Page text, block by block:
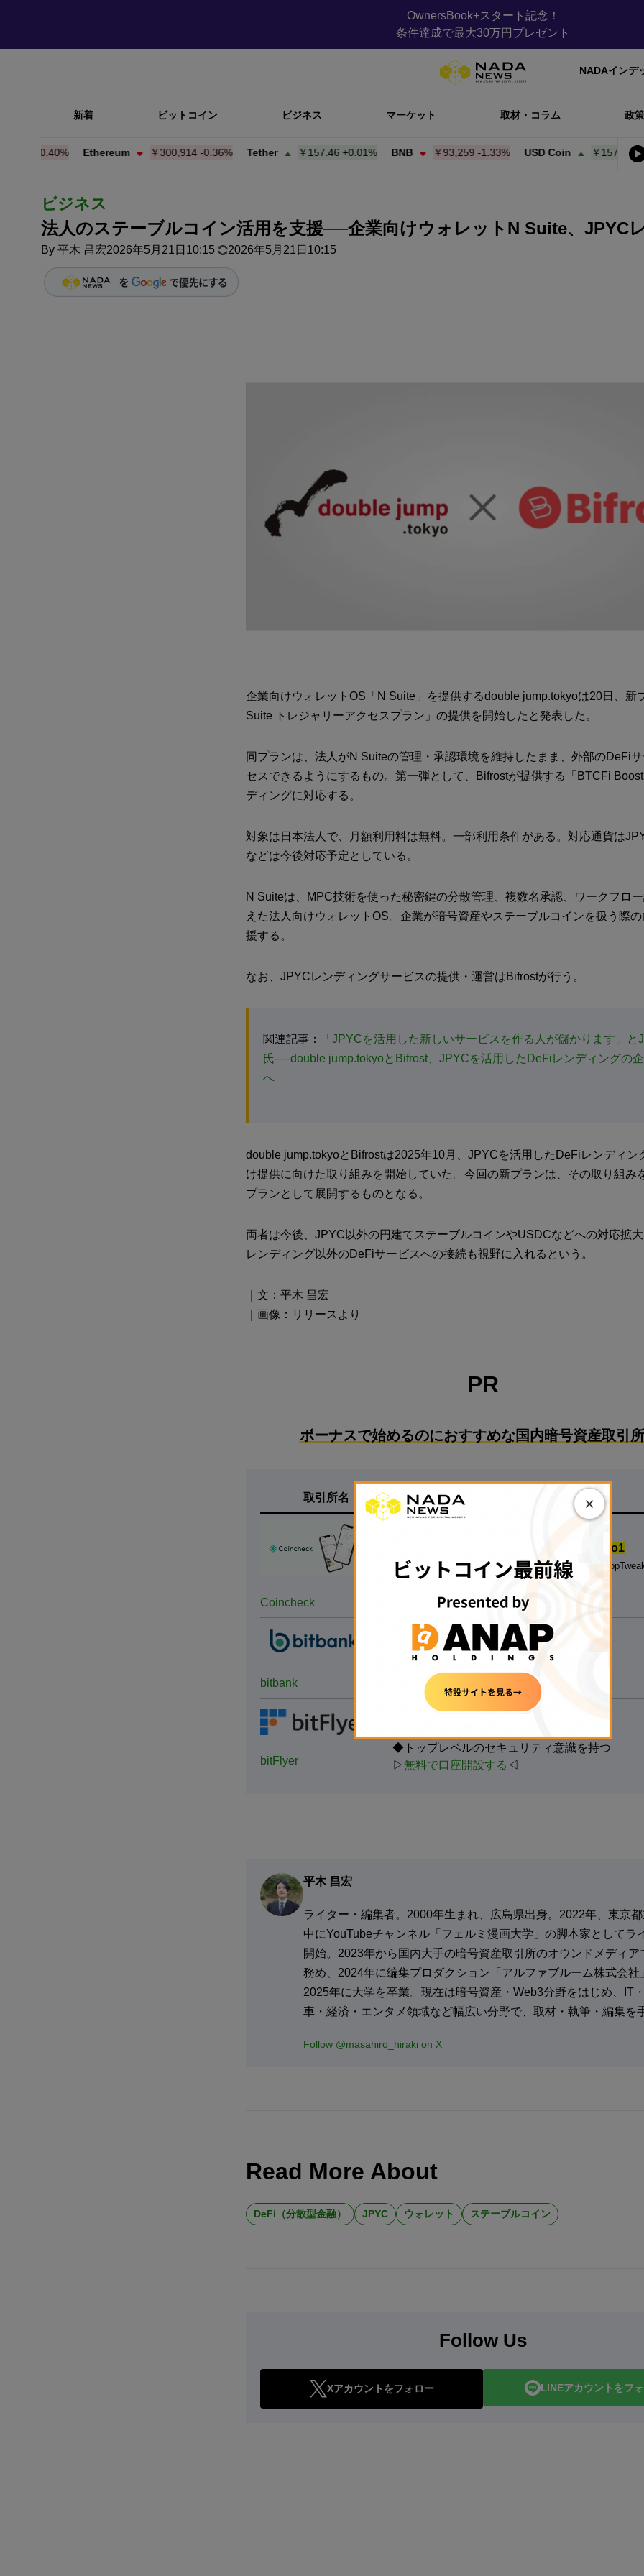
OwnersBook+スタート記念！
条件達成で最大30万円プレゼント
NADAインデ
新着 ビットコイン ビジネス マーケット 取材・コラム 政
-0.40% Ethereum ￥300,914-0.36% Tether ￥157.46+0.01% BNB ￥93,259-1.33% USD Coin ￥157.58+
ビジネス
法人のステーブルコイン活用を支援──企業向けウォレットN Suite、JPYC
By 平木 昌宏2026年5月21日10:15 2026年5月21日10:15
企業向けウォレットOS「N Suite」を提供するdouble jump.tokyoは20日、新
Suite トレジャリーアクセスプラン」の提供を開始したと発表した。
同プランは、法人がN Suiteの管理・承認環境を維持したまま、外部のDeFi
セスできるようにするもの。第一弾として、Bifrostが提供する「BTCFi
ディングに対応する。
対象は日本法人で、月額利用料は無料。一部利用条件がある。対応通貨は
などは今後対応予定としている。
N Suiteは、MPC技術を使った秘密鍵の分散管理、複数名承認、ワークフロ
えた法人向けウォレットOS。企業が暗号資産やステーブルコインを扱う際
援する。
なお、JPYCレンディングサービスの提供・運営はBifrostが行う。
関連記事：
「JPYCを活用した新しいサービスを作る人が儲かります」と
氏──double jump.tokyoとBifrost、JPYCを活用したDeFiレンディングの
へ
double jump.tokyoとBifrostは2025年10月、JPYCを活用したDeFiレンディン
け提供に向けた取り組みを開始していた。今回の新プランは、その取り組み
プランとして展開するものとなる。
両者は今後、JPYC以外の円建てステーブルコインやUSDCなどへの対応拡
レンディング以外のDeFiサービスへの接続も視野に入れるという。
｜文：平木 昌宏
｜画像：リリースより
PR
ボーナスで始めるのにおすすめな国内暗号資産取引
取引所名
Coincheck
国内の暗号資産アプリダウンロード数.No1
※対象：国内の暗号資産取引アプリ、データ協力：
◆銘柄数も最大級
、手数料も安い
無料で口座開設する◁
bitbank
【たくさんの銘柄で取引する人向け】
◆40種類以上の銘柄を用意
無料で口座開設する
bitFlyer
初心者にもおすすめ】
◆トップレベルのセキュリティ意識を持つ
▷無料で口座開設する ◁
平木 昌宏
ライター・編集者。2000年生まれ、広島県出身。2022年、東京
中にYouTubeチャンネル「フェルミ漫画大学」の脚本家としてラ
開始。2023年から国内大手の暗号資産取引所のオウンドメディア
務め、2024年に編集プロダクション「アルファブルーム株式会社
2025年に大学を卒業。現在は暗号資産・Web3分野をはじめ、IT
車・経済・エンタメ領域など幅広い分野で、取材・執筆・編集を
Follow @masahiro_hiraki on X
Read More About
DeFi（分散型金融） JPYC ウォレット ステーブルコイン
Follow Us
Xアカウントをフォロー LINEアカウントをフ
×